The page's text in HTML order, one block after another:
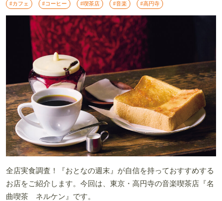
#カフェ #コーヒー #喫茶店 #音楽 #高円寺
全店実食調査！『おとなの週末』が自信を持っておすすめする
お店をご紹介します。今回は、東京・高円寺の音楽喫茶店『名
曲喫茶 ネルケン』です。